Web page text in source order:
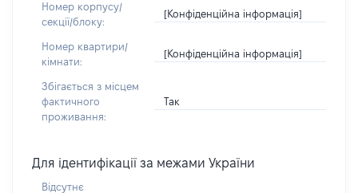
Номер корпусу/
секції/блоку:
[Конфіденційна інформація]
Номер квартири/
кімнати:
[Конфіденційна інформація]
Збігається з місцем
фактичного
проживання:
Так
Для ідентифікації за межами України
Відсутнє